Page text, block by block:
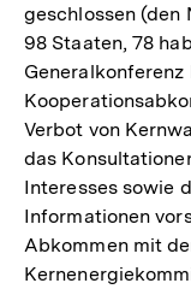
geschlossen (den
98 Staaten, 78
Verbot von
das
Interesses sowie
Informationen
Abkommen mit